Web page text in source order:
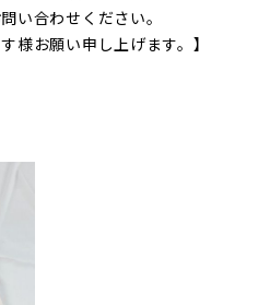
い合わせください。
様お願い申し上げます。】